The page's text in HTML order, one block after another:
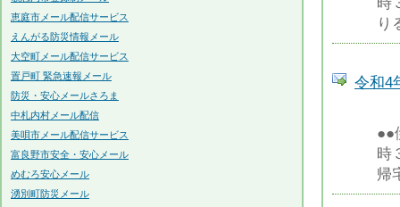
時
り
令和4
●●
時
帰
恵庭市メール配信サービス
えんがる防災情報メール
大空町メール配信サービス
置戸町 緊急速報メール
防災・安心メールさろま
中札内村メール配信
美唄市メール配信サービス
富良野市安全・安心メール
めむろ安心メール
湧別町防災メール